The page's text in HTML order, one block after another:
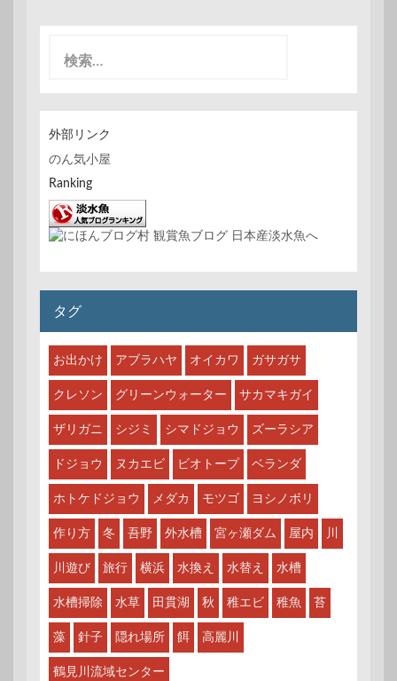
外部リンク
のん気小屋
Ranking
タグ
お出かけ アブラハヤ オイカワ ガサガサ
クレソン グリーンウォーター サカマキガイ
ザリガニ シジミ シマドジョウ ズーラシア
ドジョウ ヌカエビ ビオトープ ベランダ
ホトケドジョウ メダカ モツゴ ヨシノボリ
作り方 冬 吾野 外水槽 宮ヶ瀬ダム 屋内 川
川遊び 旅行 横浜 水換え 水替え 水槽
水槽掃除 水草 田貫湖 秋 稚エビ 稚魚 苔
藻 針子 隠れ場所 餌 高麗川
鶴見川流域センター